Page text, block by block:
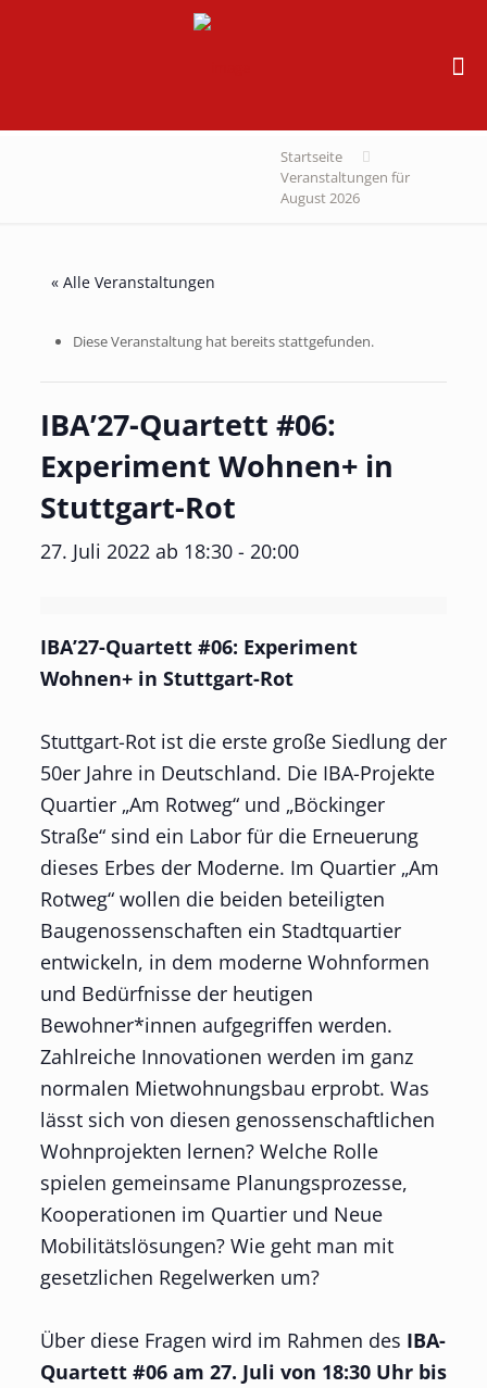
Startseite
Veranstaltungen für
August 2026
« Alle Veranstaltungen
Diese Veranstaltung hat bereits stattgefunden.
IBA’27-Quartett #06:
Experiment Wohnen+ in
Stuttgart-Rot
27. Juli 2022 ab 18:30- 20:00
IBA’27-Quartett #06: Experiment
Wohnen+ in Stuttgart-Rot
Stuttgart-Rot ist die erste große Siedlung der
50er Jahre in Deutschland. Die IBA-Projekte
Quartier „Am Rotweg“ und „Böckinger
Straße“ sind ein Labor für die Erneuerung
dieses Erbes der Moderne. Im Quartier „Am
Rotweg“ wollen die beiden beteiligten
Baugenossenschaften ein Stadtquartier
entwickeln, in dem moderne Wohnformen
und Bedürfnisse der heutigen
Bewohner*innen aufgegriffen werden.
Zahlreiche Innovationen werden im ganz
normalen Mietwohnungsbau erprobt. Was
lässt sich von diesen genossenschaftlichen
Wohnprojekten lernen? Welche Rolle
spielen gemeinsame Planungsprozesse,
Kooperationen im Quartier und Neue
Mobilitätslösungen? Wie geht man mit
gesetzlichen Regelwerken um?
Über diese Fragen wird im Rahmen des IBA-
Quartett #06 am 27. Juli von 18:30 Uhr bis